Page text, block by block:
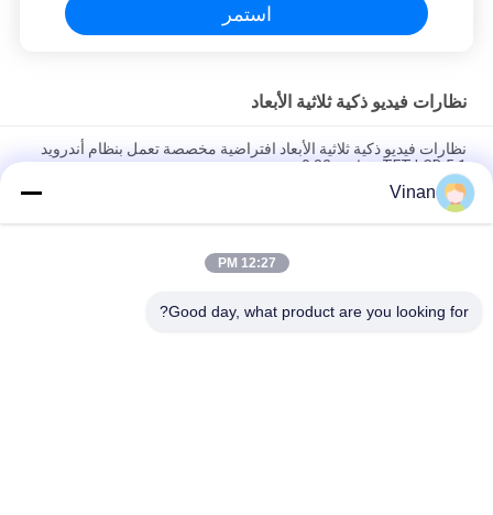
استمر
نظارات فيديو ذكية ثلاثية الأبعاد
نظارات فيديو ذكية ثلاثية الأبعاد افتراضية مخصصة تعمل بنظام أندرويد
5.1 TFT LCD بشاشة 0.32 بوصة
VR مع WIFI / Bluetooth
TFT LCD 2.6 '' Dual Screen 3D Smart Video Glasses OTG AV IN
Vinan
12:27 PM
Good day, what product are you looking for?